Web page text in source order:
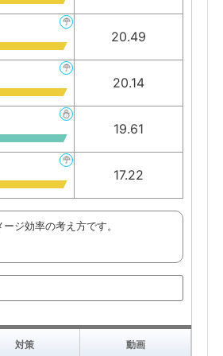
20.49
20.14
19.61
17.22
ジ効率の考え方です。
対策 動画